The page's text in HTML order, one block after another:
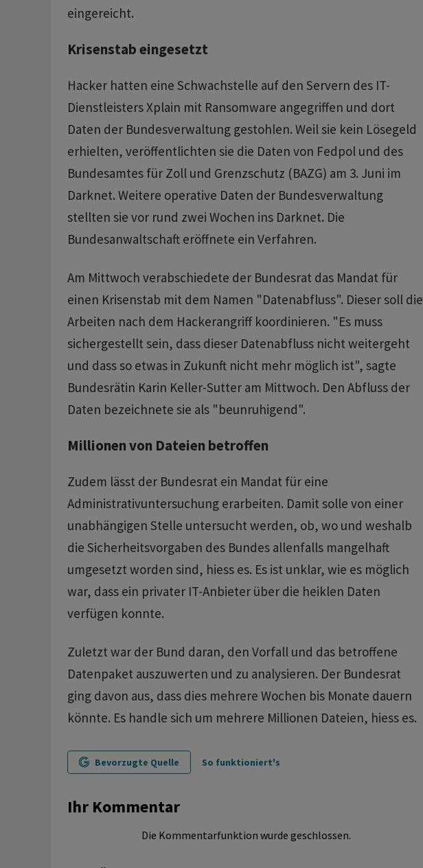
eingereicht.
Krisenstab eingesetzt
Hacker hatten eine Schwachstelle auf den Servern des IT-
Dienstleisters Xplain mit Ransomware angegriffen und dort
Daten der Bundesverwaltung gestohlen. Weil sie kein Lösegeld
erhielten, veröffentlichten sie die Daten von Fedpol und des
Bundesamtes für Zoll und Grenzschutz (BAZG) am 3. Juni im
Darknet. Weitere operative Daten der Bundesverwaltung
stellten sie vor rund zwei Wochen ins Darknet. Die
Bundesanwaltschaft eröffnete ein Verfahren.
Am Mittwoch verabschiedete der Bundesrat das Mandat für
einen Krisenstab mit dem Namen "Datenabfluss". Dieser soll die
Arbeiten nach dem Hackerangriff koordinieren. "Es muss
sichergestellt sein, dass dieser Datenabfluss nicht weitergeht
und dass so etwas in Zukunft nicht mehr möglich ist", sagte
Bundesrätin Karin Keller-Sutter am Mittwoch. Den Abfluss der
Daten bezeichnete sie als "beunruhigend".
Millionen von Dateien betroffen
Zudem lässt der Bundesrat ein Mandat für eine
Administrativuntersuchung erarbeiten. Damit solle von einer
unabhängigen Stelle untersucht werden, ob, wo und weshalb
die Sicherheitsvorgaben des Bundes allenfalls mangelhaft
umgesetzt worden sind, hiess es. Es ist unklar, wie es möglich
war, dass ein privater IT-Anbieter über die heiklen Daten
verfügen konnte.
Zuletzt war der Bund daran, den Vorfall und das betroffene
Datenpaket auszuwerten und zu analysieren. Der Bundesrat
ging davon aus, dass dies mehrere Wochen bis Monate dauern
könnte. Es handle sich um mehrere Millionen Dateien, hiess es.
Bevorzugte Quelle So funktioniert's
Ihr Kommentar
Die Kommentarfunktion wurde geschlossen.